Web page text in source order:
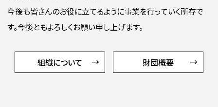
今後も皆さんのお役に立てるように事業を行っていく所存で
す。今後ともよろしくお願い申し上げます。
組織について 財団概要